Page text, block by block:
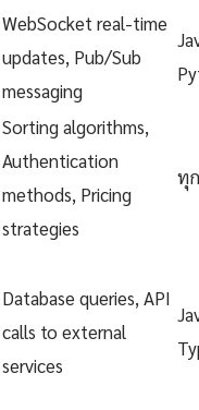
WebSocket real-time
updates, Pub/Sub
messaging
Sorting algorithms,
Authentication
methods, Pricing
strategies
ทุ
Database queries, API
calls to external
services